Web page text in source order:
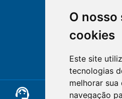
O nosso
cookies
Este site
tecnologias
melhorar sua
navegação
NOVA
RIO DE
support_agent mail